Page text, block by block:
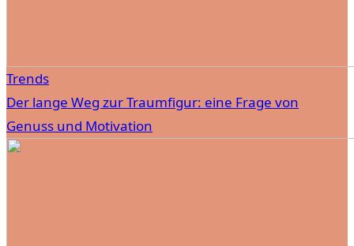
Trends
Der lange Weg zur Traumfigur: eine Frage von
Genuss und Motivation